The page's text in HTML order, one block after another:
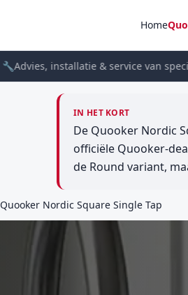
Home
Advies, installatie & service van
IN HET KORT
De Quooker Nordic
officiële Quooker-
de Round variant,
Quooker Nordic Square Single Tap